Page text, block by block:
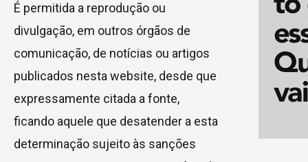
É permitida a reprodução ou
divulgação, em outros órgãos de
comunicação, de notícias ou artigos
publicados nesta website, desde que
expressamente citada a fonte,
ficando aquele que desatender a esta
determinação sujeito às sanções